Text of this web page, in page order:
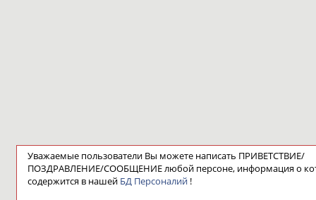
Уважаемые пользователи Вы можете написать ПРИВЕТСТВИЕ/
ПОЗДРАВЛЕНИЕ/СООБЩЕНИЕ любой персоне, информация о
содержится в нашей БД Персоналий !